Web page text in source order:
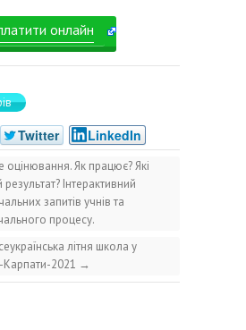
онлайн
Twitter LinkedIn
Як працює? Які
Інтерактивний
запитів учнів та
процесу.
літня школа у
Карпати-2021 →